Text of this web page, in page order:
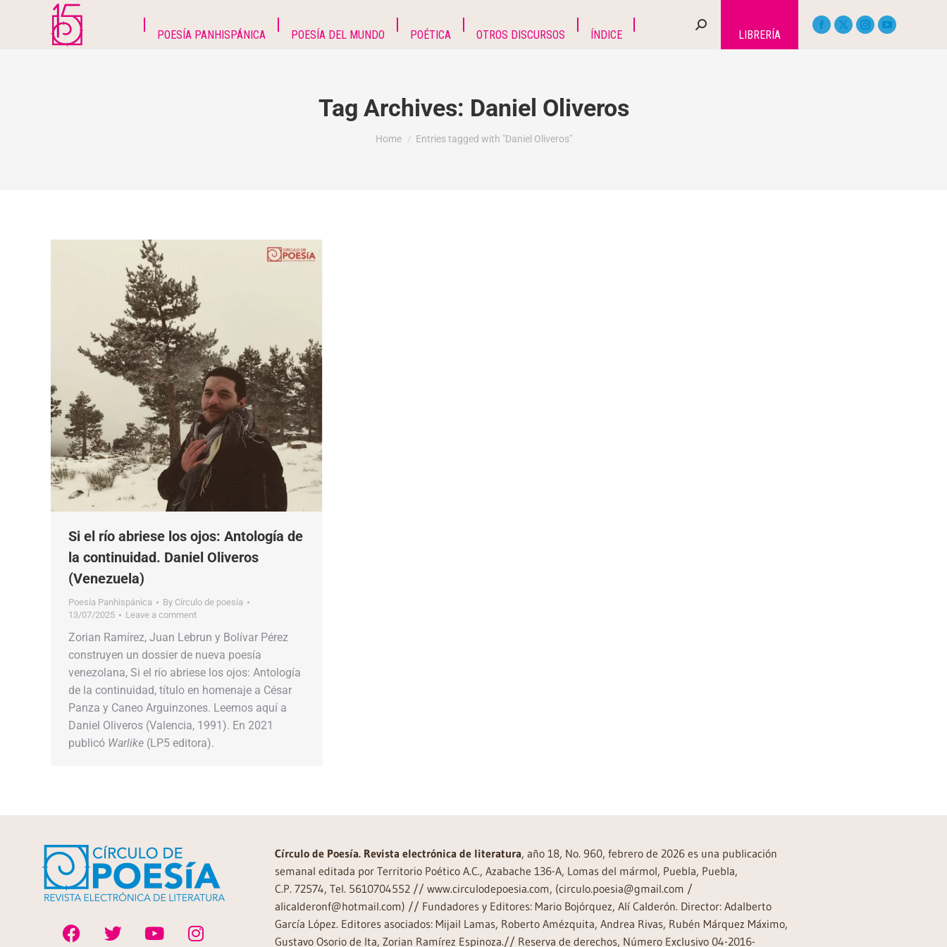
POESÍA PANHISPÁNICA POESÍA DEL MUNDO POÉTICA OTROS DISCURSOS ÍNDICE LIBRERÍA
Tag Archives: Daniel Oliveros
You are here:
Home Entries tagged with "Daniel Oliveros"
Si el río abriese los ojos: Antología de
la continuidad. Daniel Oliveros
(Venezuela)
Poesía Panhispánica By Círculo de poesía
13/07/2025
Leave a comment
Zorian Ramírez, Juan Lebrun y Bolívar Pérez
construyen un dossier de nueva poesía
venezolana, Si el río abriese los ojos: Antología
de la continuidad, título en homenaje a César
Panza y Caneo Arguinzones. Leemos aquí a
Daniel Oliveros (Valencia, 1991). En 2021
publicó Warlike (LP5 editora).
Círculo de Poesía. Revista electrónica de literatura, año 18, No. 960, febrero de 2026 es una publicación
semanal editada por Territorio Poético A.C., Azabache 136-A, Lomas del mármol, Puebla, Puebla,
C.P. 72574, Tel. 5610704552 // www.circulodepoesia.com, (circulo.poesia@gmail.com /
alicalderonf@hotmail.com) // Fundadores y Editores: Mario Bojórquez, Alí Calderón. Director: Adalberto
García López. Editores asociados: Mijail Lamas, Roberto Amézquita, Andrea Rivas, Rubén Márquez Máximo,
Gustavo Osorio de Ita, Zorian Ramírez Espinoza.// Reserva de derechos, Número Exclusivo 04-2016-